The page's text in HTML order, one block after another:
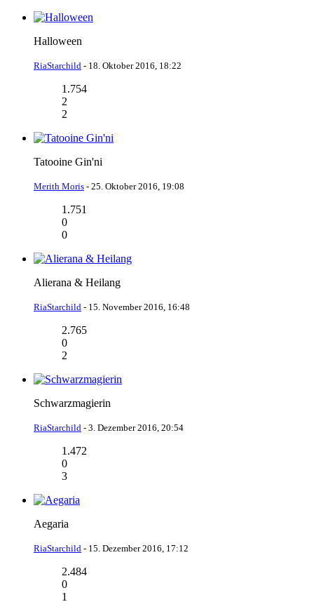
Halloween
RiaStarchild - 18. Oktober 2016, 18:22
1.754
2
2
Tatooine Gin'ni
Merith Moris - 25. Oktober 2016, 19:08
1.751
0
0
Alierana & Heilang
RiaStarchild - 15. November 2016, 16:48
2.765
0
2
Schwarzmagierin
RiaStarchild - 3. Dezember 2016, 20:54
1.472
0
3
Aegaria
RiaStarchild - 15. Dezember 2016, 17:12
2.484
0
1